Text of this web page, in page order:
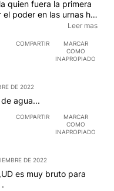
quien fuera la primera
poder en las urnas ha
es una prueba de ello.
atrofia del lóbulo
de Hubris y el de
(sic) y
el petlóleo? (sic)”» La
ultra kirchnerista) , el
Leer mas
COMPARTIR
MARCAR
COMO
INAPROPIADO
DE 2022
agua...
COMPARTIR
MARCAR
COMO
INAPROPIADO
DE 2022
es muy bruto para